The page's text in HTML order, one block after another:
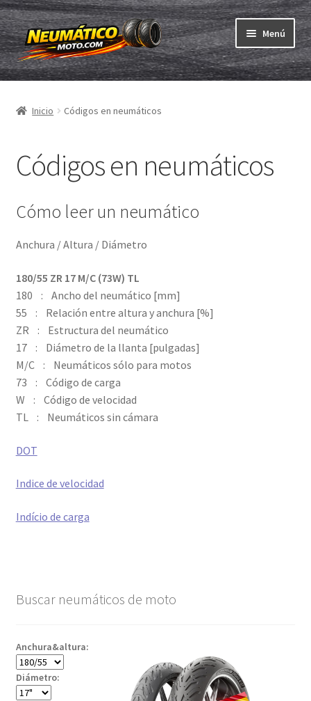
Ir
a
la
navegación
Ir
al
contenido
Menú
Neumáticos
Cámaras & cintas
hijo
Comprar
DOT
Códigos en neumáticos
Tamaño de llanta
Presión de los neumáticos
Marcas
Pruebas
Contacto
Inicio Códigos en neumáticos
Códigos en neumáticos
Cómo leer un neumático
Anchura / Altura / Diámetro
180/55 ZR 17 M/C (73W) TL
180 : Ancho del neumático [mm]
55 : Relación entre altura y anchura [%]
ZR : Estructura del neumático
17 : Diámetro de la llanta [pulgadas]
M/C : Neumáticos sólo para motos
73 : Código de carga
W : Código de velocidad
TL : Neumáticos sin cámara
DOT
Indice de velocidad
Indício de carga
Buscar neumáticos de moto
Anchura&altura:
Diámetro: